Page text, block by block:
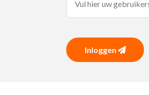
Inloggen